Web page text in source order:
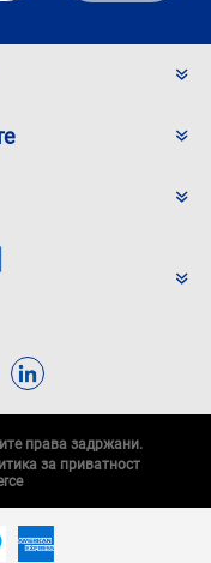
права задржани.
за приватност